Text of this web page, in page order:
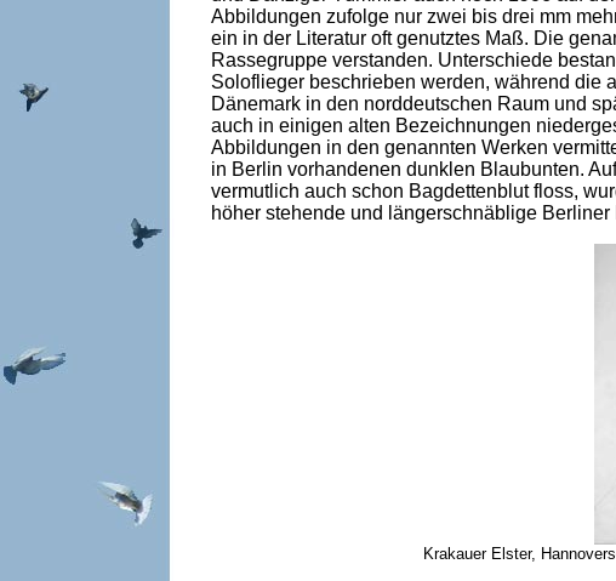
Abbildungen zufolge nur zwei bis drei mm
ein in der Literatur oft genutztes Maß. Die
Rassegruppe verstanden. Unterschiede
Soloflieger beschrieben werden, während die
Dänemark in den norddeutschen Raum und
auch in einigen alten Bezeichnungen
Abbildungen in den genannten Werken
in Berlin vorhandenen dunklen Blaubunten.
vermutlich auch schon Bagdettenblut floss,
höher stehende und längerschnäblige Berliner
Krakauer Elster,